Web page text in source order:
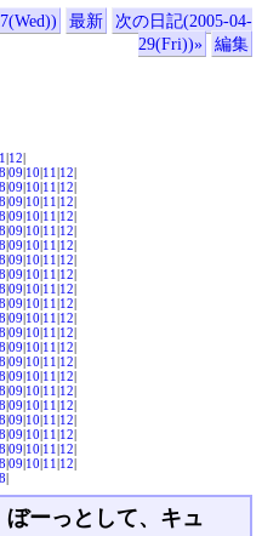
最新
次の日記(2005-04-
29(Fri))»
編集
|12|
|09|10|11|12|
|09|10|11|12|
|09|10|11|12|
|09|10|11|12|
|09|10|11|12|
|09|10|11|12|
|09|10|11|12|
|09|10|11|12|
|09|10|11|12|
|09|10|11|12|
|09|10|11|12|
|09|10|11|12|
|09|10|11|12|
|09|10|11|12|
|09|10|11|12|
|09|10|11|12|
|09|10|11|12|
|09|10|11|12|
|09|10|11|12|
|09|10|11|12|
|09|10|11|12|
|
ぼーっとして、キュ